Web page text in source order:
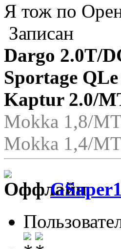
Я тож по
Записан
Dargo 2.0T/
Sportage
Kaptur 2.0/
Mokka 1,8/
Mokka 1,4/